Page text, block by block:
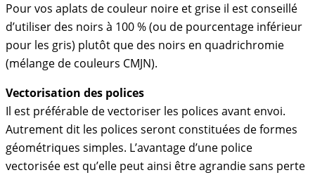
Pour vos aplats de couleur noire et grise il est conseillé
d’utiliser des noirs à 100 % (ou de pourcentage inférieur
pour les gris) plutôt que des noirs en quadrichromie
(mélange de couleurs CMJN).
Vectorisation des polices
Il est préférable de vectoriser les polices avant envoi.
Autrement dit les polices seront constituées de formes
géométriques simples. L’avantage d’une police
vectorisée est qu’elle peut ainsi être agrandie sans perte